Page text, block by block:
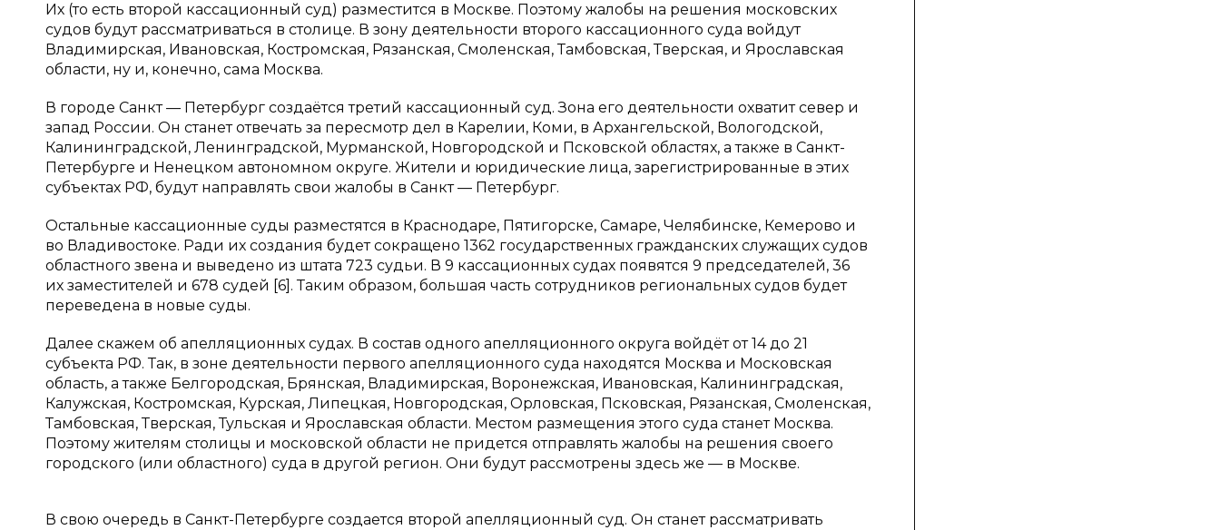
Их (то есть второй кассационный суд) разместится в Москве. Поэтому жалобы на решения московских
судов будут рассматриваться в столице. В зону деятельности второго кассационного суда войдут
Владимирская, Ивановская, Костромская, Рязанская, Смоленская, Тамбовская, Тверская, и Ярославская
области, ну и, конечно, сама Москва.
В городе Санкт — Петербург создаётся третий кассационный суд. Зона его деятельности охватит север и
запад России. Он станет отвечать за пересмотр дел в Карелии, Коми, в Архангельской, Вологодской,
Калининградской, Ленинградской, Мурманской, Новгородской и Псковской областях, а также в Санкт-
Петербурге и Ненецком автономном округе. Жители и юридические лица, зарегистрированные в этих
субъектах РФ, будут направлять свои жалобы в Санкт — Петербург.
Остальные кассационные суды разместятся в Краснодаре, Пятигорске, Самаре, Челябинске, Кемерово и
во Владивостоке. Ради их создания будет сокращено 1362 государственных гражданских служащих судов
областного звена и выведено из штата 723 судьи. В 9 кассационных судах появятся 9 председателей, 36
их заместителей и 678 судей [6]. Таким образом, большая часть сотрудников региональных судов будет
переведена в новые суды.
Далее скажем об апелляционных судах. В состав одного апелляционного округа войдёт от 14 до 21
субъекта РФ. Так, в зоне деятельности первого апелляционного суда находятся Москва и Московская
область, а также Белгородская, Брянская, Владимирская, Воронежская, Ивановская, Калининградская,
Калужская, Костромская, Курская, Липецкая, Новгородская, Орловская, Псковская, Рязанская, Смоленская,
Тамбовская, Тверская, Тульская и Ярославская области. Местом размещения этого суда станет Москва.
Поэтому жителям столицы и московской области не придется отправлять жалобы на решения своего
городского (или областного) суда в другой регион. Они будут рассмотрены здесь же — в Москве.
В свою очередь в Санкт-Петербурге создается второй апелляционный суд. Он станет рассматривать